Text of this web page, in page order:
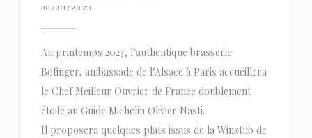
30/03/2023
Au printemps 2023, l’authentique brasserie
Bofinger, ambassade de l’Alsace à Paris accueillera
le Chef Meilleur Ouvrier de France doublement
étoilé au Guide Michelin Olivier Nasti.
Il proposera quelques plats issus de la Winstub de